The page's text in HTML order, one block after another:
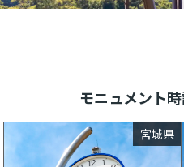
モニュメント
宮城県